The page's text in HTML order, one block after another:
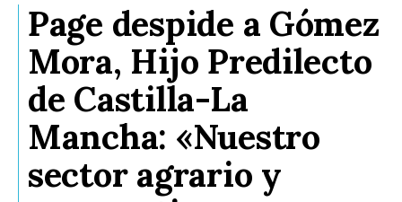
Page despide a Gómez
Mora, Hijo Predilecto
de Castilla-La
Mancha: «Nuestro
sector agrario y